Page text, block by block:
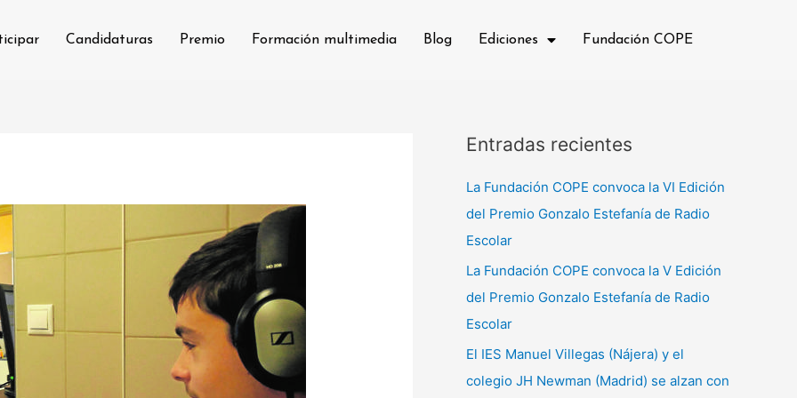
Candidaturas Premio Formación multimedia Blog Ediciones Fundación COPE
Entradas recientes
La Fundación COPE convoca la VI Edición
del Premio Gonzalo Estefanía de Radio
Escolar
La Fundación COPE convoca la V Edición
del Premio Gonzalo Estefanía de Radio
Escolar
El IES Manuel Villegas (Nájera) y el
colegio JH Newman (Madrid) se alzan con